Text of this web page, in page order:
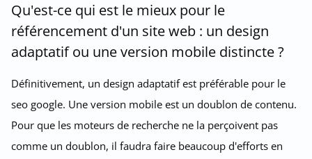
Qu'est-ce qui est le mieux pour le
référencement d'un site web : un design
adaptatif ou une version mobile distincte ?
Définitivement, un design adaptatif est préférable pour le
seo google. Une version mobile est un doublon de contenu.
Pour que les moteurs de recherche ne la perçoivent pas
comme un doublon, il faudra faire beaucoup d'efforts en